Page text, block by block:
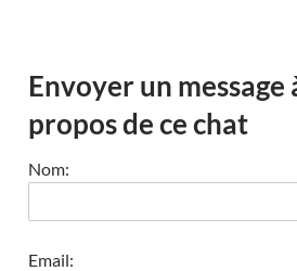
Envoyer un message
propos de ce chat
Nom:
Email: